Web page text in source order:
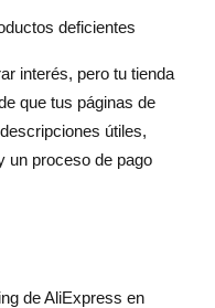
deficientes
interés, pero tu tienda
que tus páginas de
útiles,
un proceso de pago
de AliExpress en